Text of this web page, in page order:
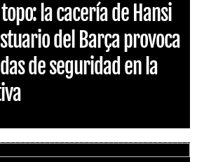
la cacería de Hansi
del Barça provoca
de seguridad en la